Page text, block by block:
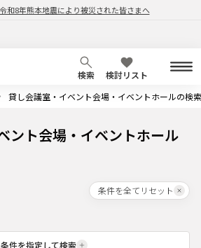
令和8年熊本地震により被災された皆さまへ
検索
検討リスト
貸し会議室・イベント会場・イベントホールの検
ント会場・イベントホール
条件を全てリセット
条件を指定して検索